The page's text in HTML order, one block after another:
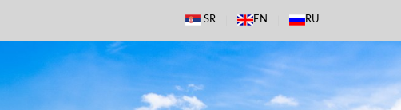
SR EN RU